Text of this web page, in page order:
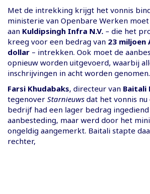
Met de intrekking krijgt het vonnis
ministerie van Openbare Werken moet
aan Kuldipsingh Infra N.V. – die het
kreeg voor een bedrag van 23 miljoen
dollar – intrekken. Ook moet de
opnieuw worden uitgevoerd, waarbij
inschrijvingen in acht worden genomen.
Farsi Khudabaks, directeur van Baitali
tegenover Starnieuws dat het vonnis
bedrijf had een lager bedrag
aanbesteding, maar werd door het
ongeldig aangemerkt. Baitali stapte
rechter,